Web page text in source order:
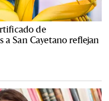
de
a San Cayetano reflejan